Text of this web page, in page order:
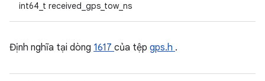
int64_t received_gps_tow_ns
Định nghĩa tại dòng 1617 của tệp gps.h .